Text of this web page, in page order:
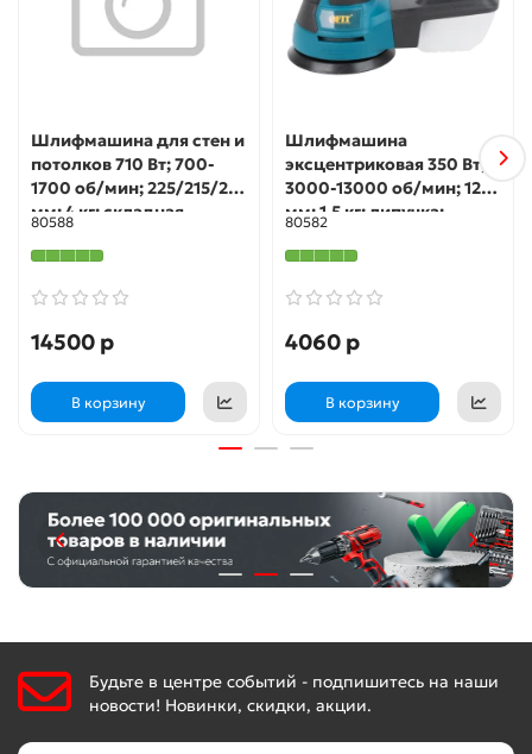
Шлифмашина для стен и
потолков 710 Вт; 700-
1700 об/мин; 225/215/210
мм; 4 кг; складная
телескопическая штанга
1400-1700 мм; липучка;
80588
14500 р
В корзину
Шлифмашина
эксцентриковая 350 Вт;
3000-13000 об/мин; 125
мм; 1,5 кг; липучка;
пластик. контейнер;
коробка OS-350
80582
4060 р
В корзину
Будьте в центре событий - подпишитесь на наши
новости! Новинки, скидки, акции.